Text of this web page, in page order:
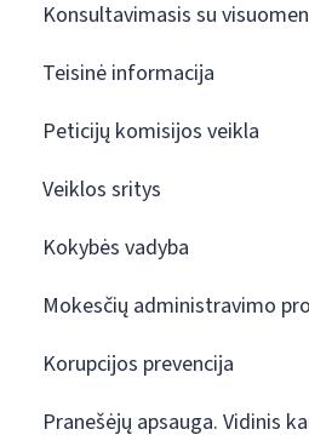
Konsultavimasis su
Teisinė informacija
Peticijų komisijos veikla
Veiklos sritys
Kokybės vadyba
Mokesčių administravimo
Korupcijos prevencija
Pranešėjų apsauga. Vidinis